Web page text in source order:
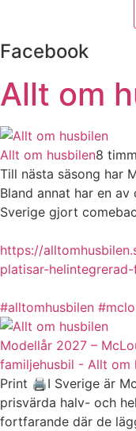
Facebook
Allt om
Allt om husbilen8
Till nästa säsong har
Bland annat har en
Sverige gjort
https://
platisar-
#alltomhusbilen
Modellår 2027 –
familjehusbil - Allt om
Print 🖨I Sverige är
prisvärda halv- och
fortfarande där de